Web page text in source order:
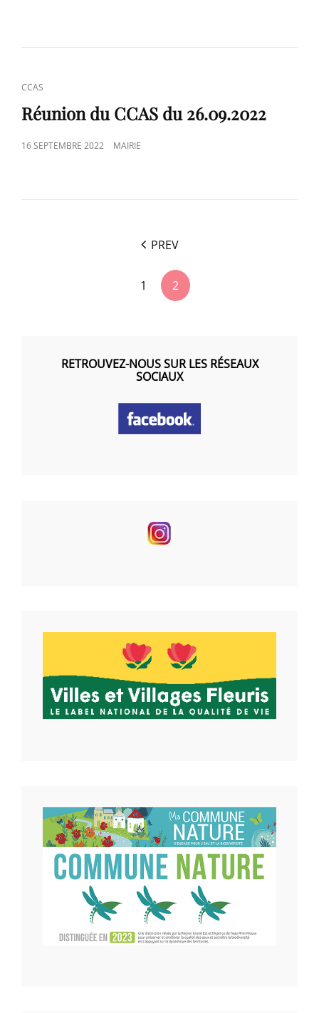
CAT
LINKS
CCAS
Réunion du CCAS du 26.09.2022
POSTED
16 SEPTEMBRE 2022 MAIRIE
PREV
1 2
RETROUVEZ-NOUS SUR LES RÉSEAUX
SOCIAUX